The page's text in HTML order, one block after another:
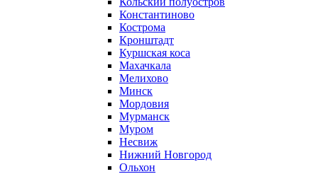
Константиново
Кострома
Кронштадт
Куршская коса
Махачкала
Мелихово
Минск
Мордовия
Мурманск
Муром
Несвиж
Нижний Новгород
Ольхон